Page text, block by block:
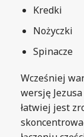
Kredki
Nożyczki
Spinacze
Wcześniej
wersję
łatwiej jest